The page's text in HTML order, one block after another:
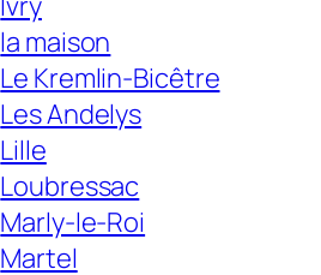
la maison
Le Kremlin-Bicêtre
Les Andelys
Lille
Loubressac
Marly-le-Roi
Martel